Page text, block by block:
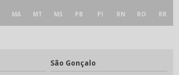
MA MT MS PB PI RN RO RR
São Gonçalo